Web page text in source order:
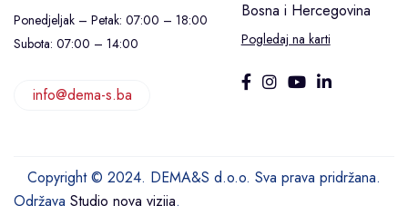
Ponedjeljak – Petak: 07:00 – 18:00
Subota: 07:00 – 14:00
info@dema-s.ba
Bosna i Hercegovina
Pogledaj na karti
Copyright © 2024. DEMA&S d.o.o. Sva prava pridržana.
Održava Studio nova vizija.